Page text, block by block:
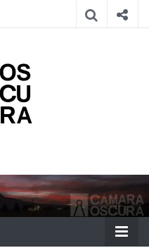
Cámara
Oscura